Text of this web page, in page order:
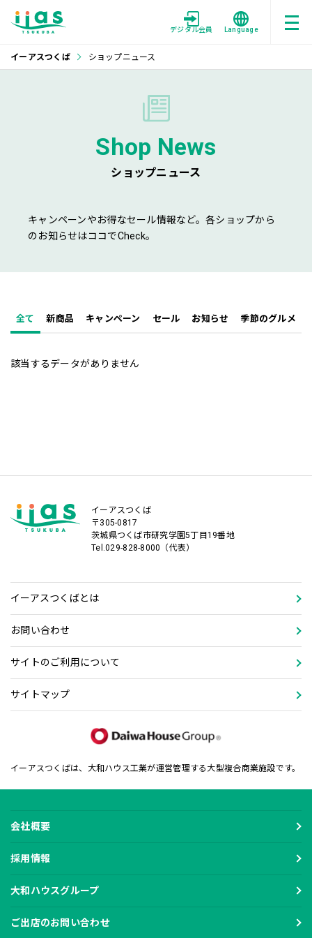
デジタル会員 Language
イーアスつくば ショップニュース
Shop News
ショップニュース
キャンペーンやお得なセール情報など。各ショップから
のお知らせはココでCheck。
全て 新商品 キャンペーン セール お知らせ 季節のグルメ
該当するデータがありません
イーアスつくば
〒305-0817
茨城県つくば市研究学園5丁目19番地
Tel.029-828-8000（代表）
イーアスつくばとは
お問い合わせ
サイトのご利用について
サイトマップ
イーアスつくばは、大和ハウス工業が運営管理する大型複合商業施設です。
会社概要
採用情報
大和ハウスグループ
ご出店のお問い合わせ